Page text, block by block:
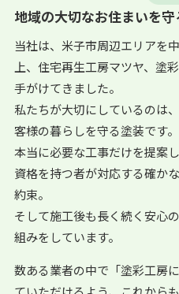
地域の大切なお住まいを
当社は、米子市周辺エリアを
上、住宅再生工房マツヤ、塗
手がけてきました。
私たちが大切にしているのは
客様の暮らしを守る塗装です。
本当に必要な工事だけを提案
資格を持つ者が対応する確か
約束。
そして施工後も長く続く安心
組みをしています。
数ある業者の中で「塗彩工房